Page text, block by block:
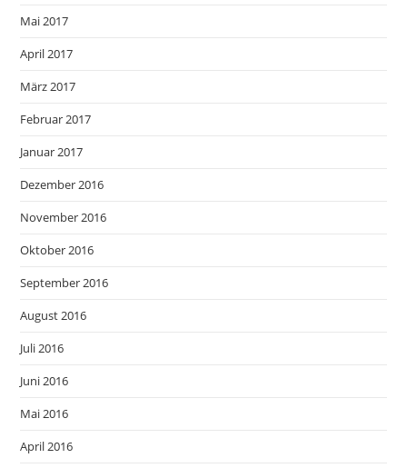
Mai 2017
April 2017
März 2017
Februar 2017
Januar 2017
Dezember 2016
November 2016
Oktober 2016
September 2016
August 2016
Juli 2016
Juni 2016
Mai 2016
April 2016